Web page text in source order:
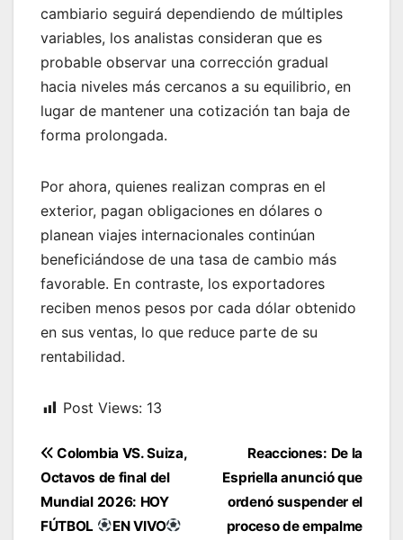
cambiario seguirá dependiendo de múltiples
variables, los analistas consideran que es
probable observar una corrección gradual
hacia niveles más cercanos a su equilibrio, en
lugar de mantener una cotización tan baja de
forma prolongada.
Por ahora, quienes realizan compras en el
exterior, pagan obligaciones en dólares o
planean viajes internacionales continúan
beneficiándose de una tasa de cambio más
favorable. En contraste, los exportadores
reciben menos pesos por cada dólar obtenido
en sus ventas, lo que reduce parte de su
rentabilidad.
Post Views: 13
Navegación
de
entradas
Reacciones: De la
Espriella anunció que
ordenó suspender el
proceso de empalme
Colombia VS. Suiza,
Octavos de final del
Mundial 2026: HOY
FÚTBOL
EN VIVO